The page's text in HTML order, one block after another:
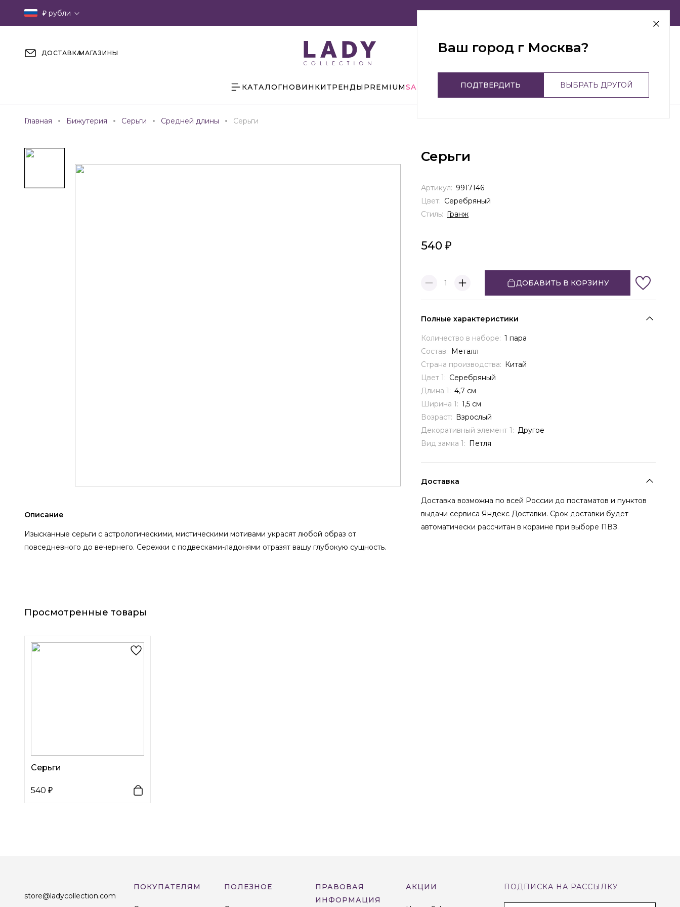
₽ рубли г Москва
ДОСТАВКАМАГАЗИНЫ
КАТАЛОГНОВИНКИТРЕНДЫ PREMIUMSALE
Главная Бижутерия Серьги Средней длины Серьги
Описание
Изысканные серьги с астрологическими, мистическими мотивами украсят любой образ от
повседневного до вечернего. Сережки с подвесками-ладонями отразят вашу глубокую сущность.
Серьги
540
1 ДОБАВИТЬ В КОРЗИНУ
Артикул: 9917146
Цвет: Серебряный
Стиль: Гранж
Полные характеристики
Количество в наборе: 1 пара
Состав: Металл
Страна производства: Китай
Цвет 1: Серебряный
Длина 1: 4,7 см
Ширина 1: 1,5 см
Возраст: Взрослый
Декоративный элемент 1: Другое
Вид замка 1: Петля
Доставка
Доставка возможна по всей России до постаматов и пунктов
выдачи сервиса Яндекс Доставки. Срок доставки будет
автоматически рассчитан в корзине при выборе ПВЗ.
Просмотренные товары
Серьги
540
ПОДПИСКА НА РАССЫЛКУ
store@ladycollection.com
ПОКУПАТЕЛЯМ ПОЛЕЗНОЕ
ПРАВОВАЯ
ИНФОРМАЦИЯ
АКЦИИ
Ваш город г Москва?
ПОДТВЕРДИТЬ ВЫБРАТЬ ДРУГОЙ